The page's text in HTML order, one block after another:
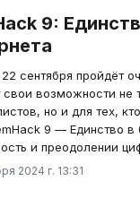
9:
сентября пройдёт
свои возможности не
но и для тех,
9 — Единство в
и преодолении
2024 г. 13:31